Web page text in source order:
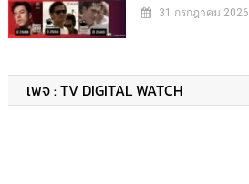
31 กรกฎาคม 2026
เพจ : TV DIGITAL WATCH